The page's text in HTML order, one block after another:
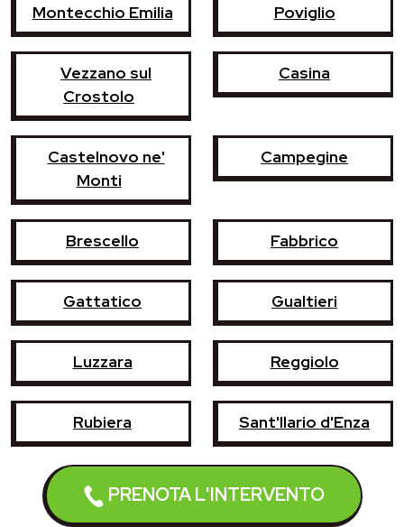
PRENOTA L'INTERVENTO
Montecchio Emilia Poviglio
Vezzano sul
Crostolo
Casina
Castelnovo ne'
Monti
Campegine
Brescello Fabbrico
Gattatico Gualtieri
Luzzara Reggiolo
Rubiera Sant'Ilario d'Enza